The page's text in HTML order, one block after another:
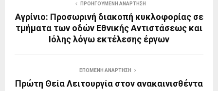
ΠΡΟΗΓΟΎΜΕΝΗ ΑΝΆΡΤΗΣΗ
Αγρίνιο: Προσωρινή διακοπή κυκλοφορίας σε
τμήματα των οδών Εθνικής Αντιστάσεως και
Ιόλης λόγω εκτέλεσης έργων
ΕΠΌΜΕΝΗ ΑΝΆΡΤΗΣΗ
Πρώτη Θεία Λειτουργία στον ανακαινισθέντα